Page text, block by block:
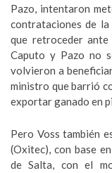
Pazo, intentaron
contrataciones de
que retroceder
Caputo y Pazo no
volvieron a
ministro que barrió
exportar ganado en
Pero Voss también
(Oxitec), con base
de Salta, con el